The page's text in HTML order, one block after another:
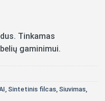
Tinkamas
gaminimui.
Sintetinis filcas Siuvimas,